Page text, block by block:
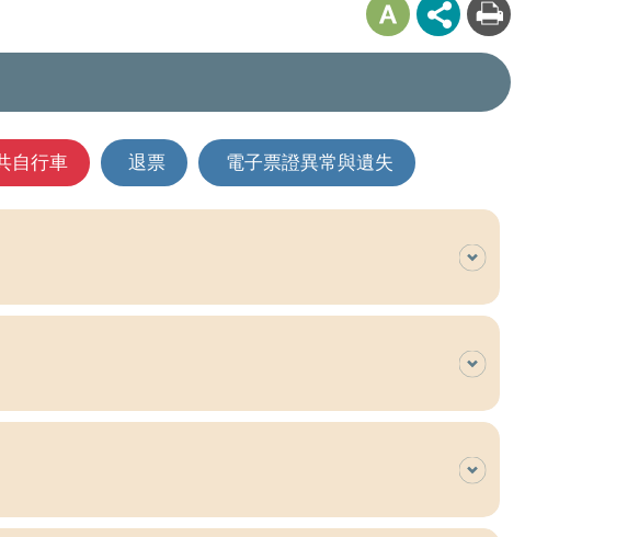
自行車 退票 電子票證異常與遺失